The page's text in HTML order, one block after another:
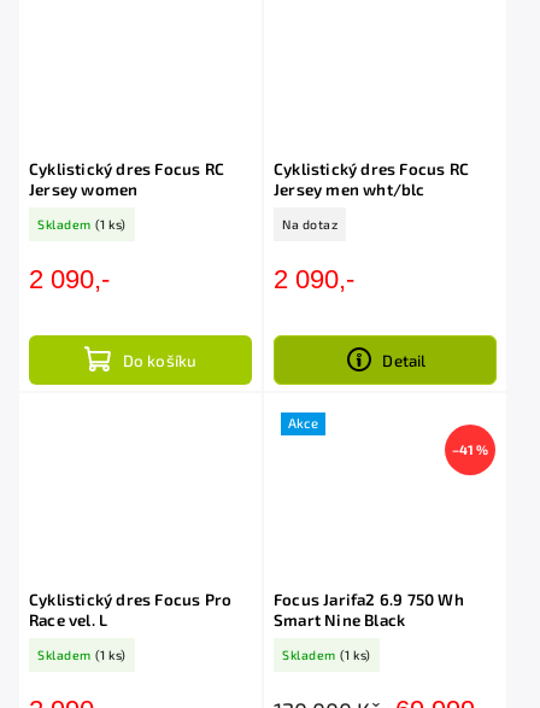
Cyklistický dres Focus RC
Jersey women
Skladem (1 ks)
2 090,-
Do košíku
Cyklistický dres Focus RC
Jersey men wht/blc
Na dotaz
2 090,-
Detail
Cyklistický dres Focus Pro
Race vel. L
Skladem (1 ks)
Akce
–41 %
Focus Jarifa2 6.9 750 Wh
Smart Nine Black
Skladem (1 ks)